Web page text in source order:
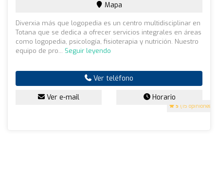
5 (15 opiniones)
Mapa
Diverxia más que logopedia es un centro multidisciplinar en
Totana que se dedica a ofrecer servicios integrales en áreas
como logopedia, psicología, fisioterapia y nutrición. Nuestro
equipo de pro... Seguir leyendo
Ver teléfono
Ver e-mail Horario